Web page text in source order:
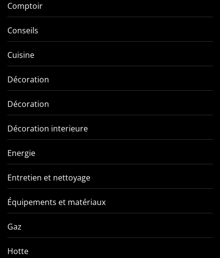
Comptoir
Conseils
Cuisine
Décoration
Décoration
Décoration interieure
Energie
Entretien et nettoyage
Équipements et matériaux
Gaz
Hotte